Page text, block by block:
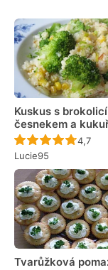
Kuskus s
česnekem a
4,7
Lucie95
Tvarůžková